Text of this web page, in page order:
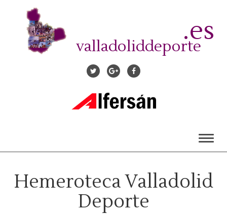
contenido
valladoliddeporte
.es
Hemeroteca Valladolid
Deporte